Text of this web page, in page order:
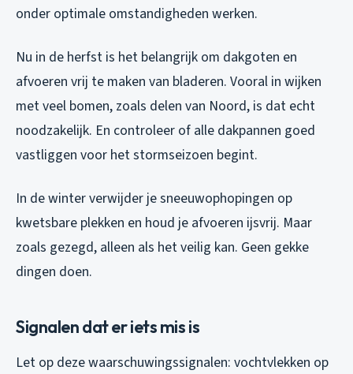
onder optimale omstandigheden werken.
Nu in de herfst is het belangrijk om dakgoten en
afvoeren vrij te maken van bladeren. Vooral in wijken
met veel bomen, zoals delen van Noord, is dat echt
noodzakelijk. En controleer of alle dakpannen goed
vastliggen voor het stormseizoen begint.
In de winter verwijder je sneeuwophopingen op
kwetsbare plekken en houd je afvoeren ijsvrij. Maar
zoals gezegd, alleen als het veilig kan. Geen gekke
dingen doen.
Signalen dat er iets mis is
Let op deze waarschuwingssignalen: vochtvlekken op